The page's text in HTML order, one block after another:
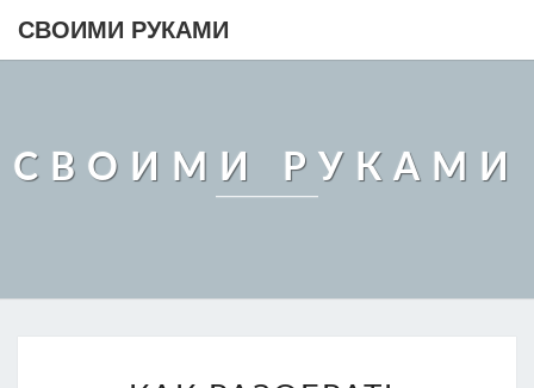
СВОИМИ РУКАМИ
СВОИМИ РУКАМИ